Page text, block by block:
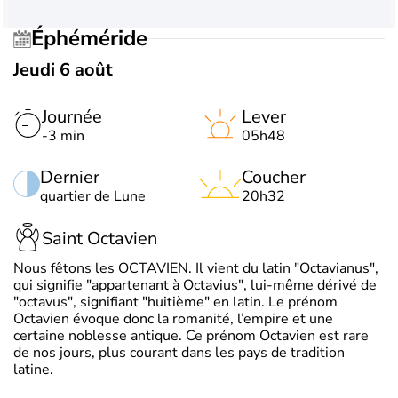
Éphéméride
Jeudi 6 août
Journée
-3 min
Dernier
quartier de Lune
Lever
05h48
Coucher
20h32
Saint Octavien
Nous fêtons les OCTAVIEN. Il vient du latin "Octavianus",
qui signifie "appartenant à Octavius", lui-même dérivé de
"octavus", signifiant "huitième" en latin. Le prénom
Octavien évoque donc la romanité, l’empire et une
certaine noblesse antique. Ce prénom Octavien est rare
de nos jours, plus courant dans les pays de tradition
latine.